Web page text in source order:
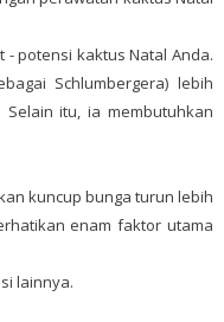
potensi kaktus Natal Anda.
Schlumbergera) lebih
itu, ia membutuhkan
kuncup bunga turun lebih
enam faktor utama
lainnya.